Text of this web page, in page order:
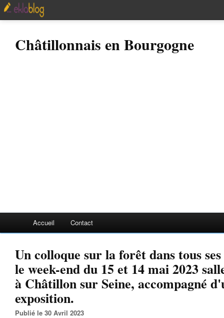
Châtillonnais en Bourgogne
Accueil Contact
Un colloque sur la forêt dans tous
le week-end du 15 et 14 mai 2023
à Châtillon sur Seine, accompagné
exposition.
Publié le 30 Avril 2023